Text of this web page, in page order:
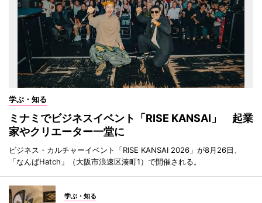
学ぶ・知る
ミナミでビジネスイベント「RISE KANSAI」 起業
家やクリエーター一堂に
ビジネス・カルチャーイベント「RISE KANSAI 2026」が8月26日、
「なんばHatch」（大阪市浪速区湊町1）で開催される。
学ぶ・知る